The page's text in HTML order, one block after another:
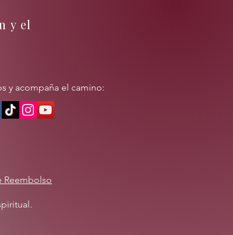
y el
y acompaña el camino:
Reembolso